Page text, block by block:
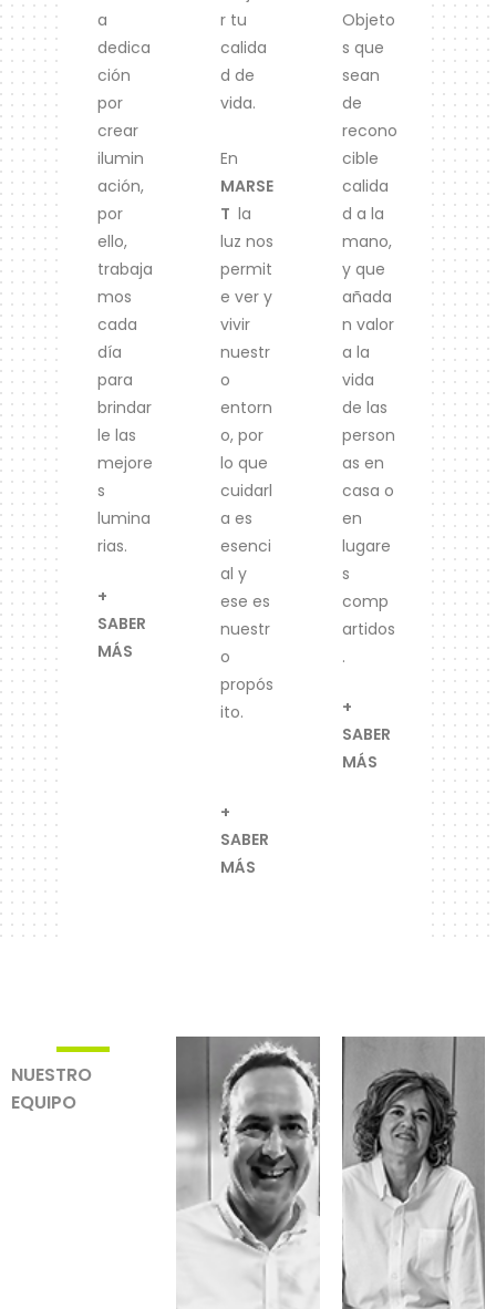
a
dedica
ción
por
crear
ilumin
ación,
por
ello,
trabaja
mos
cada
día
para
brindar
le las
mejore
s
lumina
rias.
+
SABER
MÁS
r tu
calida
d de
vida.
En
MARSE
T la
luz nos
permit
e ver y
vivir
nuestr
o
entorn
o, por
lo que
cuidarl
a es
esenci
al y
ese es
nuestr
o
propós
ito.
+
SABER
MÁS
Objeto
s que
sean
de
recono
cible
calida
d a la
mano,
y que
añada
n valor
a la
vida
de las
person
as en
casa o
en
lugare
s
comp
artidos
.
+
SABER
MÁS
NUESTRO
EQUIPO